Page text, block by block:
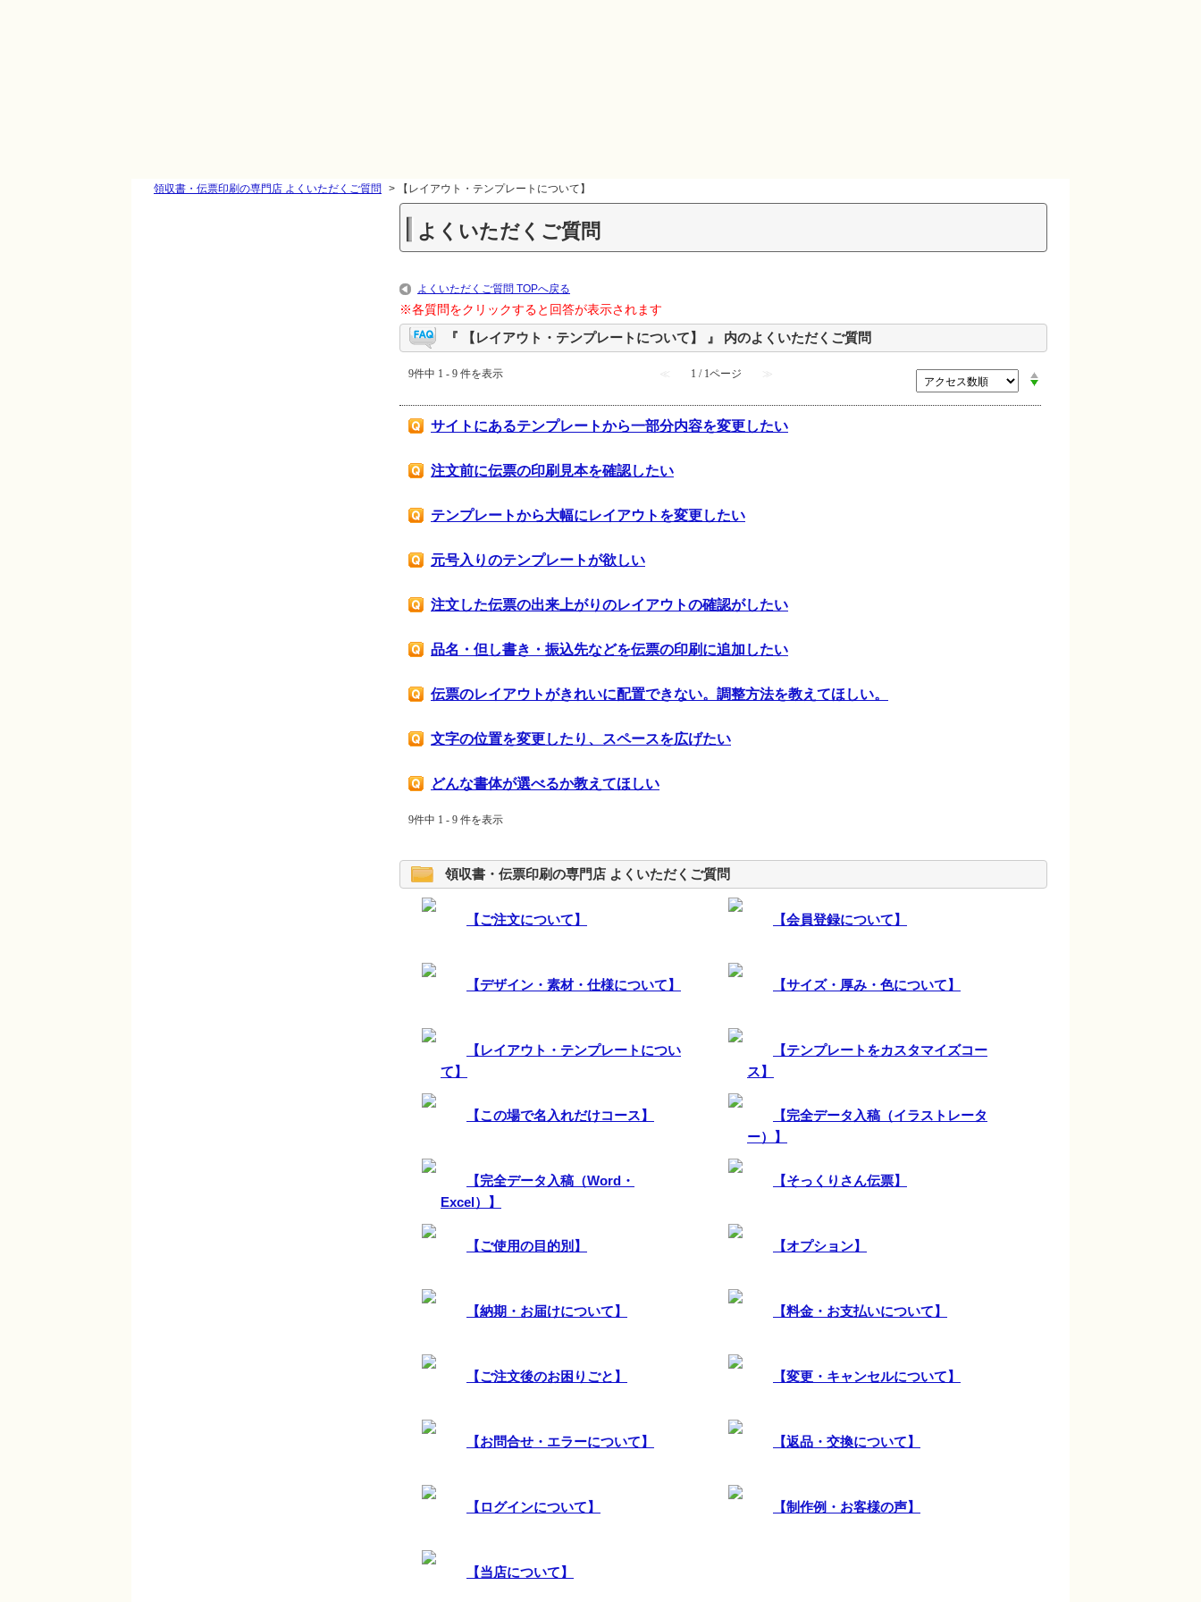
領収書・伝票印刷の専門店 よくいただくご質問 > 【レイアウト・テンプレートについて】
よくいただくご質問
よくいただくご質問 TOPへ戻る
※各質問をクリックすると回答が表示されます
『 【レイアウト・テンプレートについて】 』 内のよくいただくご質問
9件中 1 - 9 件を表示 ≪ 1 / 1ページ ≫
サイトにあるテンプレートから一部分内容を変更したい
注文前に伝票の印刷見本を確認したい
テンプレートから大幅にレイアウトを変更したい
元号入りのテンプレートが欲しい
注文した伝票の出来上がりのレイアウトの確認がしたい
品名・但し書き・振込先などを伝票の印刷に追加したい
伝票のレイアウトがきれいに配置できない。調整方法を教えてほしい。
文字の位置を変更したり、スペースを広げたい
どんな書体が選べるか教えてほしい
9件中 1 - 9 件を表示
領収書・伝票印刷の専門店 よくいただくご質問
【ご注文について】 【会員登録について】
【デザイン・素材・仕様について】 【サイズ・厚み・色について】
【レイアウト・テンプレートについ
て】
【テンプレートをカスタマイズコー
ス】
【この場で名入れだけコース】
【完全データ入稿（イラストレータ
ー）】
【完全データ入稿（Word・
Excel）】
【そっくりさん伝票】
【ご使用の目的別】 【オプション】
【納期・お届けについて】 【料金・お支払いについて】
【ご注文後のお困りごと】 【変更・キャンセルについて】
【お問合せ・エラーについて】 【返品・交換について】
【ログインについて】 【制作例・お客様の声】
【当店について】